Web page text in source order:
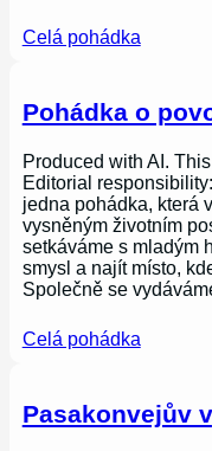
Celá pohádka
Pohádka o
Produced with AI.
Editorial
jedna pohádka, která
vysněným životním
setkáváme s mladým
smysl a najít místo,
Společně se
Celá pohádka
Pasakonvejův